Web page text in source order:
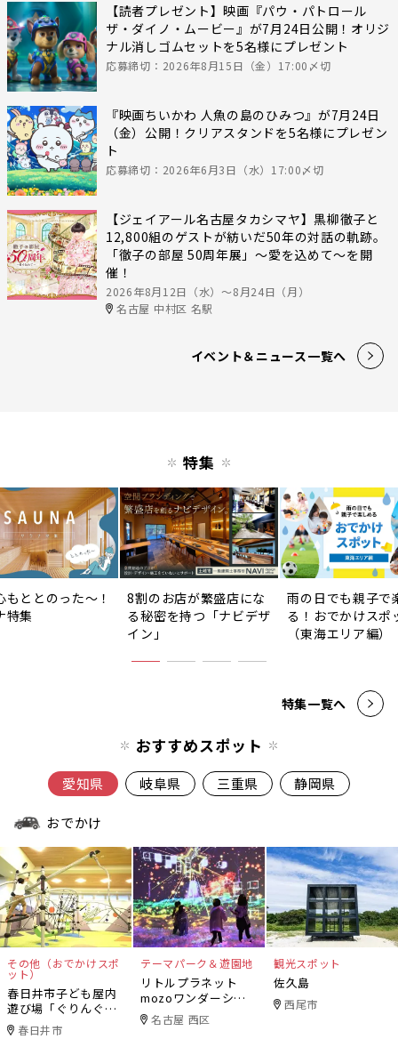
【読者プレゼント】映画『パウ・パトロール
ザ・ダイノ・ムービー』が7月24日公開！オリジ
ナル消しゴムセットを5名様にプレゼント
応募締切：2026年8月15日（金）17:00〆切
『映画ちいかわ 人魚の島のひみつ』が7月24日
（金）公開！クリアスタンドを5名様にプレゼン
ト
応募締切：2026年6月3日（水）17:00〆切
【ジェイアール名古屋タカシマヤ】黒柳徹子と
12,800組のゲストが紡いだ50年の対話の軌跡。
「徹子の部屋 50周年展」～愛を込めて～を開
催！
2026年8月12日（水）〜8月24日（月）
名古屋 中村区 名駅
イベント＆ニュース一覧へ
特集
もととのった〜！
特集
8割のお店が繁盛店にな
る秘密を持つ「ナビデザ
イン」
雨の日でも親子で
る！おでかけスポ
（東海エリア編）
特集一覧へ
おすすめスポット
愛知県 岐阜県 三重県 静岡県
おでかけ
その他（おでかけスポ
ット）
春日井市子ども屋内
遊び場「ぐりんぐり
ん」春日井市
テーマパーク＆遊園地
リトルプラネット
mozoワンダーシテ
ィ 名古屋 西区
観光スポット
佐久島
西尾市